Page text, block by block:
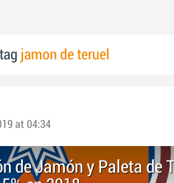
jamon de teruel
at 04:34
de Jamón y Paleta de